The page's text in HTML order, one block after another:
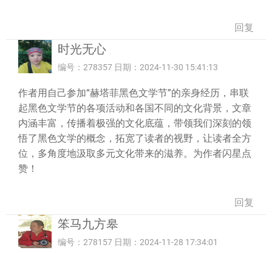
回复
时光无心
编号：278357 日期：2024-11-30 15:41:13
作者用自己参加“赫塔菲黑色文学节”的亲身经历，串联
起黑色文学节的各项活动和各国不同的文化背景，文章
内涵丰富，传播着极强的文化底蕴，带领我们深刻的领
悟了黑色文学的概念，拓宽了读者的视野，让读者全方
位，多角度地汲取多元文化带来的滋养。为作者闪星点
赞！
回复
笨马九方皋
编号：278157 日期：2024-11-28 17:34:01